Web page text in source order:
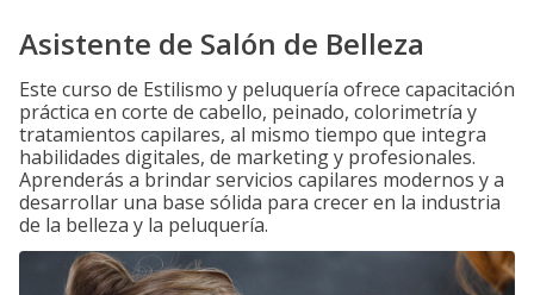
Asistente de Salón de Belleza
Este curso de Estilismo y peluquería ofrece capacitación
práctica en corte de cabello, peinado, colorimetría y
tratamientos capilares, al mismo tiempo que integra
habilidades digitales, de marketing y profesionales.
Aprenderás a brindar servicios capilares modernos y a
desarrollar una base sólida para crecer en la industria
de la belleza y la peluquería.